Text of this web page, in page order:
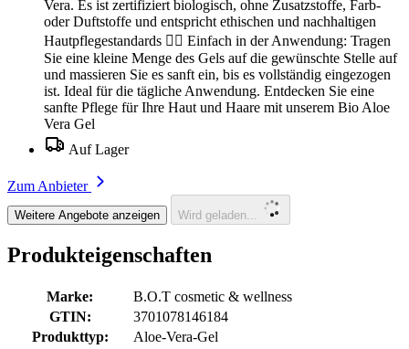
Vera. Es ist zertifiziert biologisch, ohne Zusatzstoffe, Farb-
oder Duftstoffe und entspricht ethischen und nachhaltigen
Hautpflegestandards 💆‍♀️ Einfach in der Anwendung: Tragen
Sie eine kleine Menge des Gels auf die gewünschte Stelle auf
und massieren Sie es sanft ein, bis es vollständig eingezogen
ist. Ideal für die tägliche Anwendung. Entdecken Sie eine
sanfte Pflege für Ihre Haut und Haare mit unserem Bio Aloe
Vera Gel
Auf Lager
Zum Anbieter
Weitere Angebote anzeigen Wird geladen...
Produkteigenschaften
Marke:
B.O.T cosmetic & wellness
GTIN:
3701078146184
Produkttyp:
Aloe-Vera-Gel